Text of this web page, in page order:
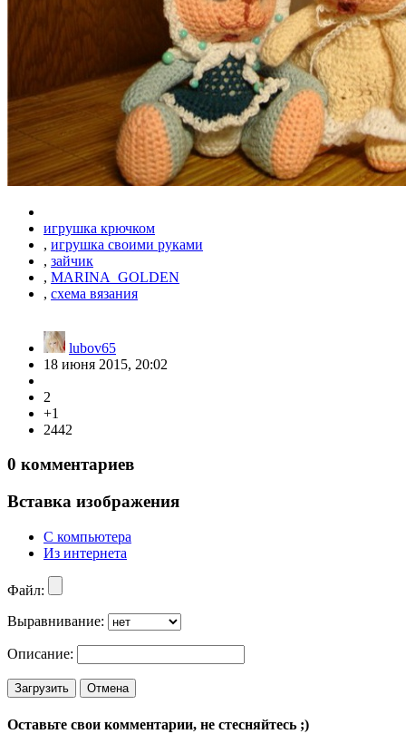
игрушка крючком
, игрушка своими руками
, зайчик
, MARINA_GOLDEN
, схема вязания
lubov65
18 июня 2015, 20:02
2
+1
2442
0 комментариев
Вставка изображения
С компьютера
Из интернета
Файл:
Выравнивание:
Описание:
Загрузить Отмена
Оставьте свои комментарии, не стесняйтесь ;)